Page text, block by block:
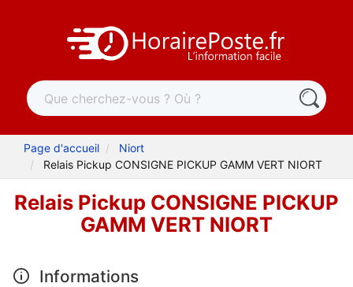
Page d'accueil
Niort
Relais Pickup CONSIGNE PICKUP GAMM VERT NIORT
Relais Pickup CONSIGNE PICKUP
GAMM VERT NIORT
Informations